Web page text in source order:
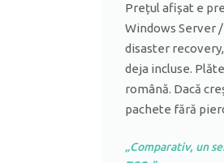
Prețul afișat e
Windows Server
disaster
deja incluse.
română. Dacă
pachete fără
„Comparativ, un